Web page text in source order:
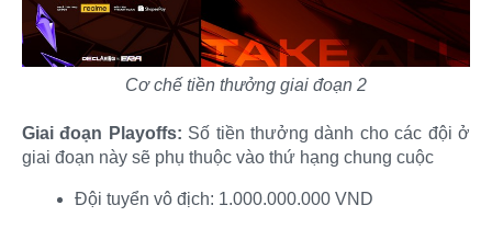
Cơ chế tiền thưởng giai đoạn 2
Giai đoạn Playoffs: Số tiền thưởng dành cho các đội ở
giai đoạn này sẽ phụ thuộc vào thứ hạng chung cuộc​
Đội tuyển vô địch: 1.000.000.000 VND ​